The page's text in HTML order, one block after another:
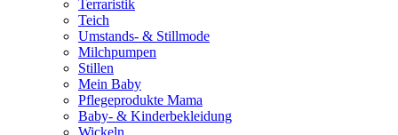
Terraristik
Teich
Umstands- & Stillmode
Milchpumpen
Stillen
Mein Baby
Pflegeprodukte Mama
Baby- & Kinderbekleidung
Wickeln